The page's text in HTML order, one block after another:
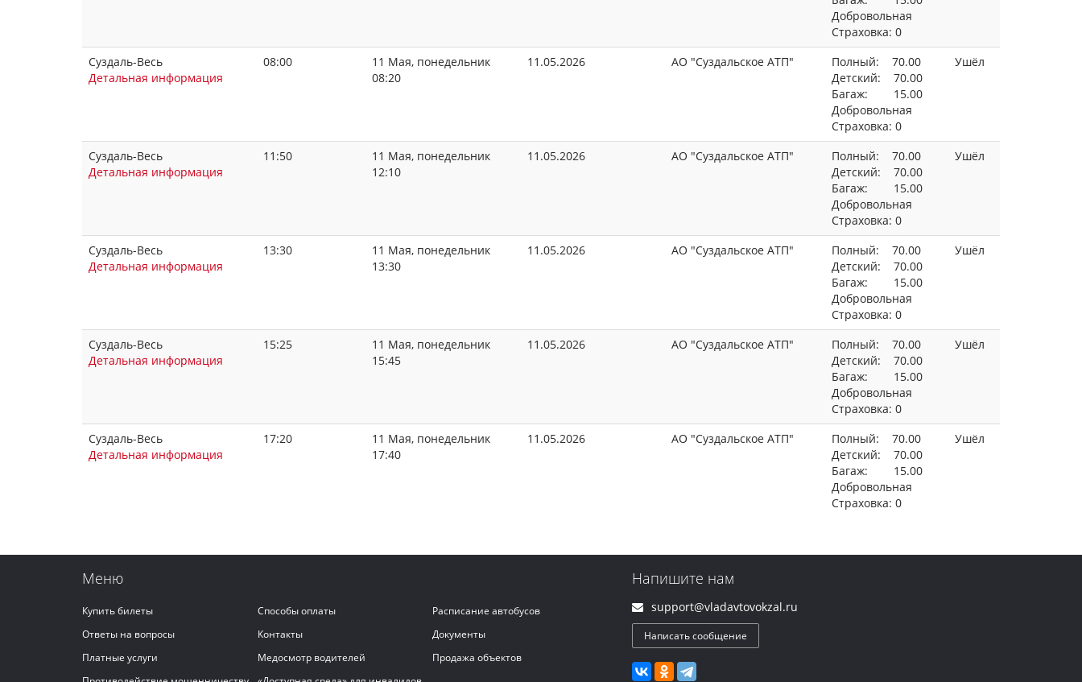
Добровольная
Страховка: 0
Суздаль-Весь
Детальная информация
08:00
11 Мая, понедельник
08:20
11.05.2026 АО "Суздальское АТП"
Полный: 70.00
Детский: 70.00
Багаж: 15.00
Добровольная
Страховка: 0
Ушёл
Суздаль-Весь
Детальная информация
11:50
11 Мая, понедельник
12:10
11.05.2026 АО "Суздальское АТП"
Полный: 70.00
Детский: 70.00
Багаж: 15.00
Добровольная
Страховка: 0
Ушёл
Суздаль-Весь
Детальная информация
13:30
11 Мая, понедельник
13:30
11.05.2026 АО "Суздальское АТП"
Полный: 70.00
Детский: 70.00
Багаж: 15.00
Добровольная
Страховка: 0
Ушёл
Суздаль-Весь
Детальная информация
15:25
11 Мая, понедельник
15:45
11.05.2026 АО "Суздальское АТП"
Полный: 70.00
Детский: 70.00
Багаж: 15.00
Добровольная
Страховка: 0
Ушёл
Суздаль-Весь
Детальная информация
17:20
11 Мая, понедельник
17:40
11.05.2026 АО "Суздальское АТП"
Полный: 70.00
Детский: 70.00
Багаж: 15.00
Добровольная
Страховка: 0
Ушёл
Меню
Купить билеты Способы оплаты
Расписание автобусов
Ответы на вопросы
Контакты
Документы
Платные услуги
Медосмотр водителей
Продажа объектов
Напишите нам
support@vladavtovokzal.ru
Написать сообщение